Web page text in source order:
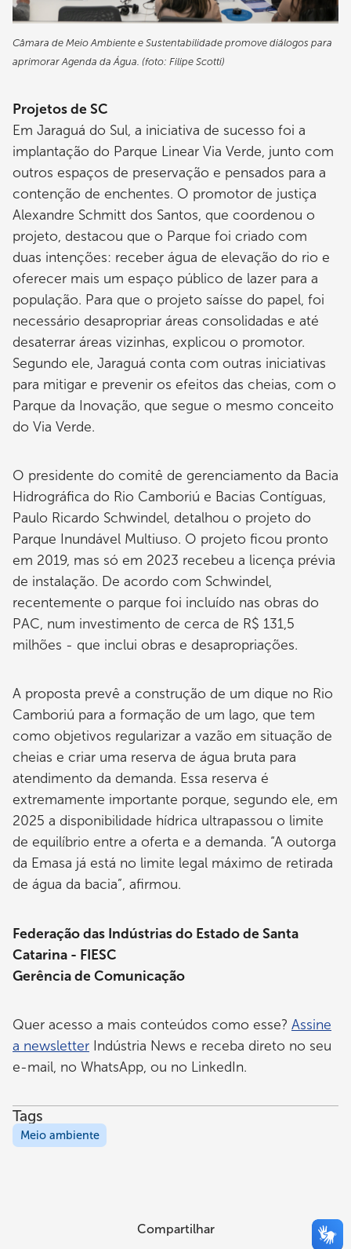
Câmara de Meio Ambiente e Sustentabilidade promove diálogos para
aprimorar Agenda da Água. (foto: Filipe Scotti)
Projetos de SC
Em Jaraguá do Sul, a iniciativa de sucesso foi a
implantação do Parque Linear Via Verde, junto com
outros espaços de preservação e pensados para a
contenção de enchentes. O promotor de justiça
Alexandre Schmitt dos Santos, que coordenou o
projeto, destacou que o Parque foi criado com
duas intenções: receber água de elevação do rio e
oferecer mais um espaço público de lazer para a
população. Para que o projeto saísse do papel, foi
necessário desapropriar áreas consolidadas e até
desaterrar áreas vizinhas, explicou o promotor.
Segundo ele, Jaraguá conta com outras iniciativas
para mitigar e prevenir os efeitos das cheias, com o
Parque da Inovação, que segue o mesmo conceito
do Via Verde.
O presidente do comitê de gerenciamento da Bacia
Hidrográfica do Rio Camboriú e Bacias Contíguas,
Paulo Ricardo Schwindel, detalhou o projeto do
Parque Inundável Multiuso. O projeto ficou pronto
em 2019, mas só em 2023 recebeu a licença prévia
de instalação. De acordo com Schwindel,
recentemente o parque foi incluído nas obras do
PAC, num investimento de cerca de R$ 131,5
milhões - que inclui obras e desapropriações.
A proposta prevê a construção de um dique no Rio
Camboriú para a formação de um lago, que tem
como objetivos regularizar a vazão em situação de
cheias e criar uma reserva de água bruta para
atendimento da demanda. Essa reserva é
extremamente importante porque, segundo ele, em
2025 a disponibilidade hídrica ultrapassou o limite
de equilíbrio entre a oferta e a demanda. “A outorga
da Emasa já está no limite legal máximo de retirada
de água da bacia”, afirmou.
Federação das Indústrias do Estado de Santa
Catarina - FIESC
Gerência de Comunicação
Quer acesso a mais conteúdos como esse? Assine
a newsletter Indústria News e receba direto no seu
e-mail, no WhatsApp, ou no LinkedIn.
Tags
Meio ambiente
Compartilhar